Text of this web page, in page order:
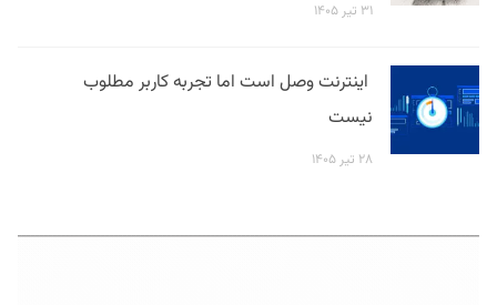
۳۱ تیر ۱۴۰۵
اینترنت وصل است اما تجربه کاربر مطلوب
نیست
۲۸ تیر ۱۴۰۵